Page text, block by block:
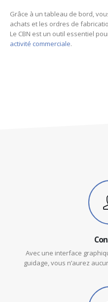
Grâce à un tableau de bord,
achats et les ordres de
Le CBN est un outil essentiel
activité commerciale.
Avec une interface
guidage, vous n’aurez